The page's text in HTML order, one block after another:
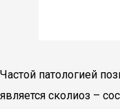
Частой патологией
является сколиоз –